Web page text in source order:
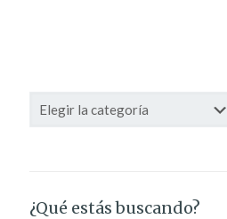
Categorías
¿Qué estás buscando?